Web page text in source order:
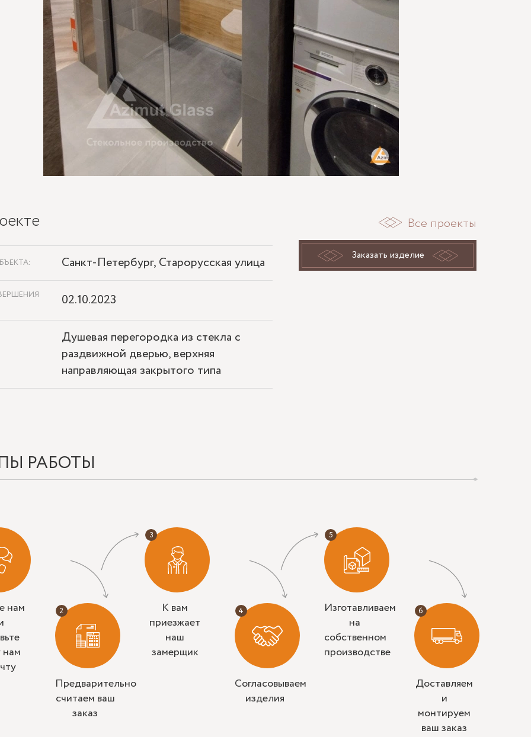
Все проекты
Заказать изделие
Санкт-Петербург, Старорусская улица
02.10.2023
Душевая перегородка из стекла с
раздвижной дверью, верхняя
направляющая закрытого типа
РАБОТЫ
нам
нам
Предварительно
считаем ваш
заказ
К вам
приезжает
наш
замерщик
Согласовываем
изделия
Изготавливаем
на
собственном
производстве
Доставляем
и
монтируем
ваш заказ